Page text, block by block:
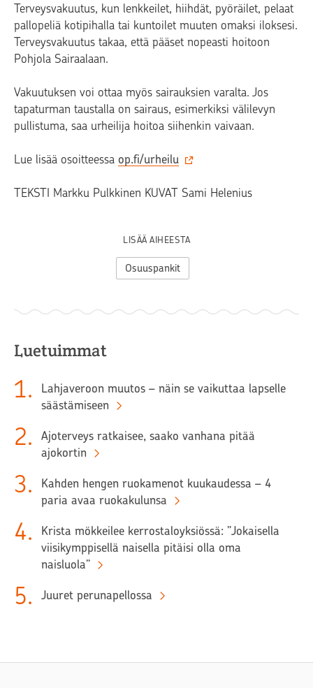
Terveysvakuutus, kun lenkkeilet, hiihdät, pyöräilet, pelaat
pallopeliä kotipihalla tai kuntoilet muuten omaksi iloksesi.
Terveysvakuutus takaa, että pääset nopeasti hoitoon
Pohjola Sairaalaan.
Vakuutuksen voi ottaa myös sairauksien varalta. Jos
tapaturman taustalla on sairaus, esimerkiksi välilevyn
pullistuma, saa urheilija hoitoa siihenkin vaivaan.
Lue lisää osoitteessa op.fi/urheilu
TEKSTI Markku Pulkkinen KUVAT Sami Helenius
LISÄÄ AIHEESTA
Osuuspankit
Luetuimmat
1.
Lahjaveroon muutos – näin se vaikuttaa lapselle
säästämiseen
2.
Ajoterveys ratkaisee, saako vanhana pitää
ajokortin
3.
Kahden hengen ruokamenot kuukaudessa – 4
paria avaa ruokakulunsa
4.
Krista mökkeilee kerrostaloyksiössä: ”Jokaisella
viisikymppisellä naisella pitäisi olla oma
naisluola”
5. Juuret perunapellossa